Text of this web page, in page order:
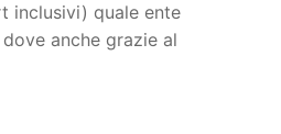
inclusivi) quale ente
anche grazie al